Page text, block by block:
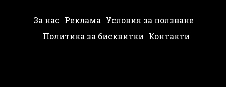
За нас Реклама Условия за ползване
Политика за бисквитки Контакти